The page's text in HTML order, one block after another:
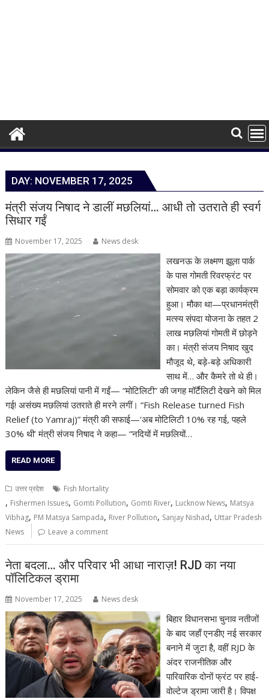
DAY: NOVEMBER 17, 2025
मंत्री संजय निषाद ने डालीं मछलियां… आधी तो उतराते ही स्वर्ग
सिधार गईं
November 17, 2025 News desk
लखनऊ के लक्ष्मण झूला पार्क
के पास गोमती रिवरफ्रंट पर
सोमवार को एक बड़ा कार्यक्रम
हुआ। मौका था—प्रधानमंत्री
मत्स्य संपदा योजना के तहत 2
लाख मछलियां गोमती में छोड़ने
का। मंत्री संजय निषाद खुद
मौजूद थे, बड़े-बड़े अधिकारी
साथ में… और कैमरे तो थे ही।
लेकिन जैसे ही मछलियां पानी में गईं— “मोटिलिटी” की जगह मॉर्टैलिटी देखने को मिल
गई! असंख्य मछलियां उतराते ही मरने लगीं। “Fish Release turned Fish
Relief (to Yamraj)” मंत्री की सफाई—‘अब मोटिलिटी 10% रह गई, पहले
30% थी’ मंत्री संजय निषाद ने कहा— “नदियों में मछलियों…
READ MORE
उत्तर प्रदेश Fish Mortality
, Fishermen Issues, Gomti Pollution, Gomti River, Lucknow News, Matsya
Vibhag, PM Matsya Sampada, River Pollution, Sanjay Nishad, Uttar Pradesh
News
Leave a comment
नेता बदला… और परिवार भी आधा नाराज़! RJD का नया
पॉलिटिकल ड्रामा
November 17, 2025 News desk
बिहार विधानसभा चुनाव नतीजों
के बाद जहाँ एनडीए नई सरकार
बनाने में जुटा है, वहीं RJD के
अंदर राजनीतिक और
पारिवारिक दोनों फ्रंट पर हाई-
वोल्टेज ड्रामा जारी है। विपक्ष